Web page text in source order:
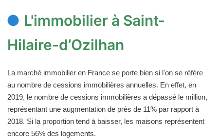
L'immobilier à Saint-
Hilaire-d’Ozilhan
La marché immobilier en France se porte bien si l'on se réfère
au nombre de cessions immobilières annuelles. En effet, en
2019, le nombre de cessions immobilières a dépassé le million,
représentant une augmentation de près de 11% par rapport à
2018. Si la proportion tend à baisser, les maisons représentent
encore 56% des logements.